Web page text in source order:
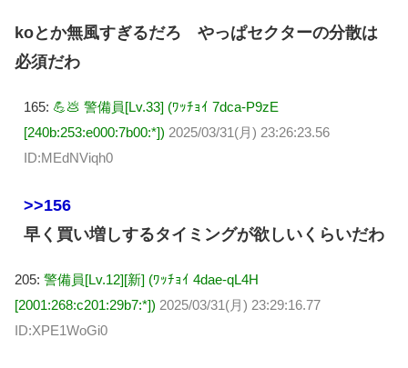
koとか無風すぎるだろ やっぱセクターの分散は
必須だわ
165: 💪💩 警備員[Lv.33] (ﾜｯﾁｮｲ 7dca-P9zE
[240b:253:e000:7b00:*]) 2025/03/31(月) 23:26:23.56
ID:MEdNViqh0
>>156
早く買い増しするタイミングが欲しいくらいだわ
205: 警備員[Lv.12][新] (ﾜｯﾁｮｲ 4dae-qL4H
[2001:268:c201:29b7:*]) 2025/03/31(月) 23:29:16.77
ID:XPE1WoGi0